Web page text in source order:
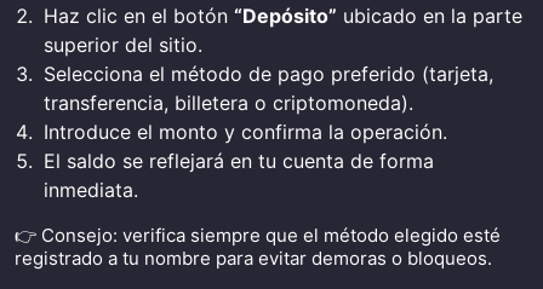
Haz clic en el botón “Depósito” ubicado en la parte
superior del sitio.
Selecciona el método de pago preferido (tarjeta,
transferencia, billetera o criptomoneda).
Introduce el monto y confirma la operación.
El saldo se reflejará en tu cuenta de forma
inmediata.
👉 Consejo: verifica siempre que el método elegido esté
registrado a tu nombre para evitar demoras o bloqueos.